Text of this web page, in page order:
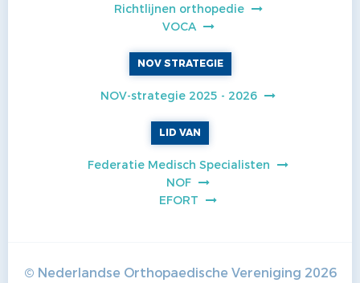
Richtlijnen orthopedie
VOCA
NOV STRATEGIE
NOV-strategie 2025 - 2026
LID VAN
Federatie Medisch Specialisten
NOF
EFORT
© Nederlandse Orthopaedische Vereniging 2026